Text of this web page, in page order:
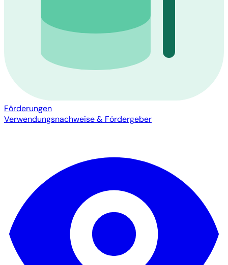
Förderungen
Verwendungsnachweise & Fördergeber